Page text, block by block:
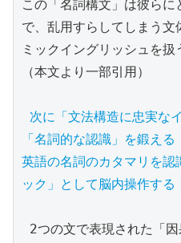
この「名詞構文」は彼ら
で、乱用すらしてしまう
ミックイングリッシュを扱
（本文より一部引用）
次に「文法構造に忠実な
「名詞的な認識」を鍛える
英語の名詞のカタマリを認
ック」として脳内操作する